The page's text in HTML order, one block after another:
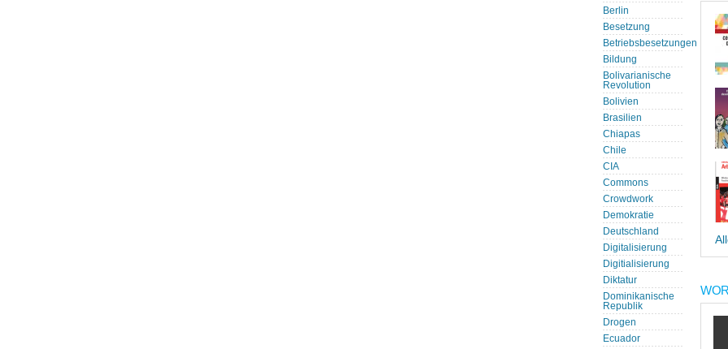
Berlin
Besetzung
Betriebsbesetzungen
Bildung
Bolivarianische
Revolution
Bolivien
Brasilien
Chiapas
Chile
CIA
Commons
Crowdwork
Demokratie
Deutschland
Digitalisierung
Digitialisierung
Diktatur
Dominikanische
Republik
Drogen
Ecuador